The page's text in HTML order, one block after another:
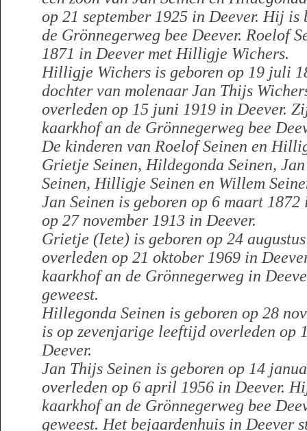
op 21 september 1925 in Deever. Hij
de Grönnegerweg bee Deever. Roelof
1871 in Deever met Hilligje Wichers.
Hilligje Wichers is geboren op 19 juli
dochter van molenaar Jan Thijs
overleden op 15 juni 1919 in Deever.
kaarkhof an de Grönnegerweg bee
De kinderen van Roelof Seinen en
Grietje Seinen, Hildegonda Seinen,
Seinen, Hilligje Seinen en Willem
Jan Seinen is geboren op 6 maart
op 27 november 1913 in Deever.
Grietje (Iete) is geboren op 24
overleden op 21 oktober 1969 in
kaarkhof an de Grönnegerweg in
geweest.
Hillegonda Seinen is geboren op 28
is op zevenjarige leeftijd overleden op
Deever.
Jan Thijs Seinen is geboren op 14
overleden op 6 april 1956 in Deever.
kaarkhof an de Grönnegerweg bee
geweest. Het bejaardenhuis in Deever